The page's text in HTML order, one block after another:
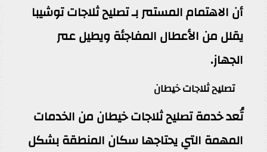
أن الاهتمام المستمر بـ تصليح ثلاجات توشيبا
يقلل من الأعطال المفاجئة ويطيل عمر
الجهاز.
تصليح ثلاجات خيطان
تُعد خدمة تصليح ثلاجات خيطان من الخدمات
المهمة التي يحتاجها سكان المنطقة بشكل